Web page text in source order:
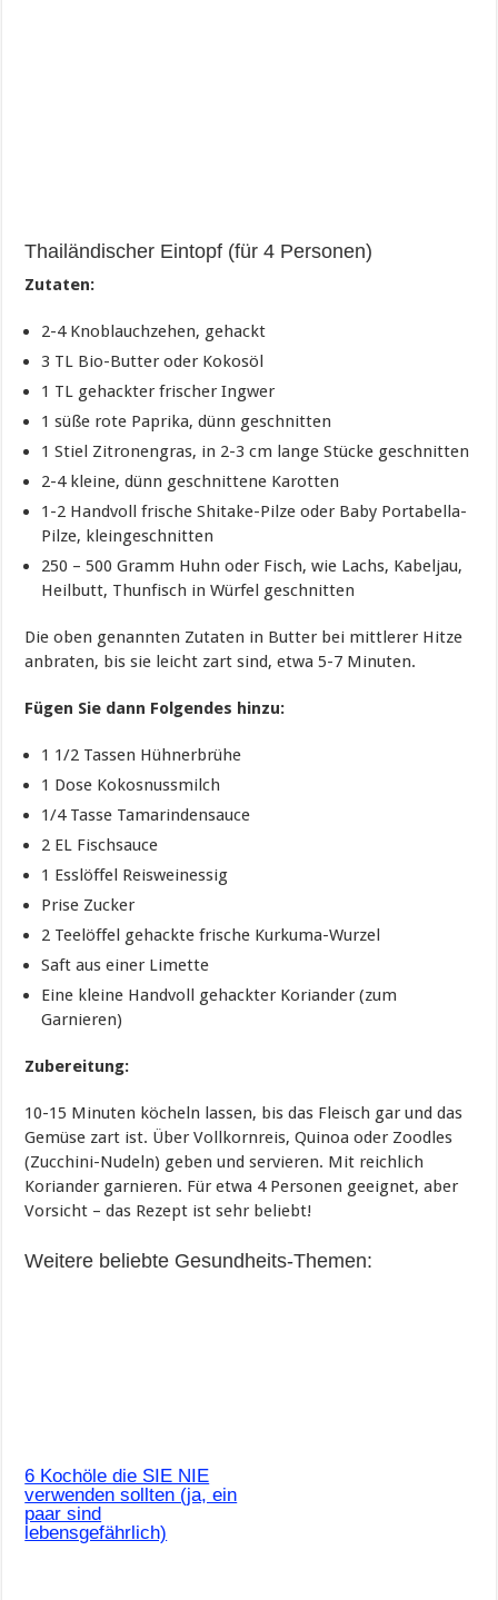
Thailändischer Eintopf (für 4 Personen)
Zutaten:
2-4 Knoblauchzehen, gehackt
3 TL Bio-Butter oder Kokosöl
1 TL gehackter frischer Ingwer
1 süße rote Paprika, dünn geschnitten
1 Stiel Zitronengras, in 2-3 cm lange Stücke geschnitten
2-4 kleine, dünn geschnittene Karotten
1-2 Handvoll frische Shitake-Pilze oder Baby Portabella-
Pilze, kleingeschnitten
250 – 500 Gramm Huhn oder Fisch, wie Lachs, Kabeljau,
Heilbutt, Thunfisch in Würfel geschnitten
Die oben genannten Zutaten in Butter bei mittlerer Hitze
anbraten, bis sie leicht zart sind, etwa 5-7 Minuten.
Fügen Sie dann Folgendes hinzu:
1 1/2 Tassen Hühnerbrühe
1 Dose Kokosnussmilch
1/4 Tasse Tamarindensauce
2 EL Fischsauce
1 Esslöffel Reisweinessig
Prise Zucker
2 Teelöffel gehackte frische Kurkuma-Wurzel
Saft aus einer Limette
Eine kleine Handvoll gehackter Koriander (zum
Garnieren)
Zubereitung:
10-15 Minuten köcheln lassen, bis das Fleisch gar und das
Gemüse zart ist. Über Vollkornreis, Quinoa oder Zoodles
(Zucchini-Nudeln) geben und servieren. Mit reichlich
Koriander garnieren. Für etwa 4 Personen geeignet, aber
Vorsicht – das Rezept ist sehr beliebt!
Weitere beliebte Gesundheits-Themen:
6 Kochöle die SIE NIE
verwenden sollten (ja, ein
paar sind
lebensgefährlich)